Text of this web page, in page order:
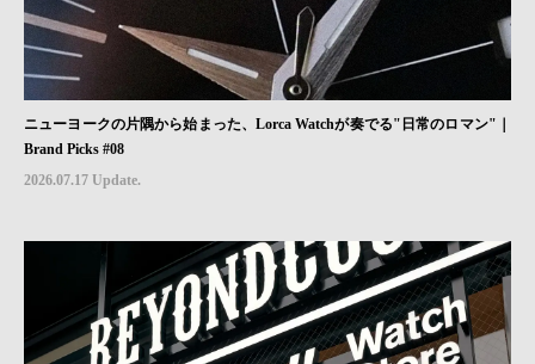
ニューヨークの片隅から始まった、Lorca Watchが奏でる"日常のロマン"｜
Brand Picks #08
2026.07.17 Update.